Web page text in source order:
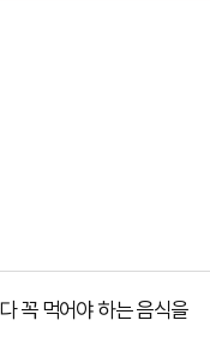
꼭 먹어야 하는 음식을